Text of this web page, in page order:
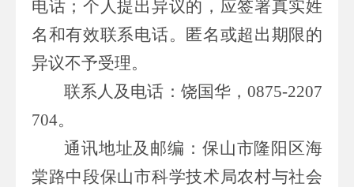
电话；个人提出异议的，应签署真实姓
名和有效联系电话。匿名或超出期限的
异议不予受理。
联系人及电话：饶国华， 0875-2207
704。
通讯地址及邮编：保山市隆阳区海
棠路中段保山市科学技术局农村与社会